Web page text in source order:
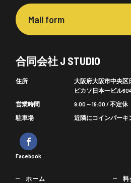
Mail form
合同会社 J STUDIO
住所
大阪府大阪市中央区
ピカソ日本一ビル
営業時間
9:00～19:00 / 不定休
駐車場
近隣にコインパーキ
Facebook
ホーム
料